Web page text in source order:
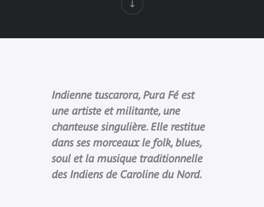
Indienne tuscarora, Pura Fé est
une artiste et militante, une
chanteuse singulière. Elle restitue
dans ses morceaux le folk, blues,
soul et la musique traditionnelle
des Indiens de Caroline du Nord.